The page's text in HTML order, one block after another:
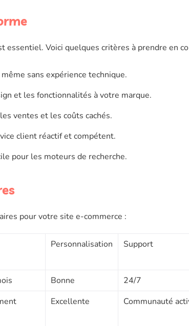
essentiel. Voici quelques critères à prendre en
sans expérience technique.
et les fonctionnalités à votre marque.
ventes et les coûts cachés.
client réactif et compétent.
pour les moteurs de recherche.
pour votre site e-commerce :
Personnalisation Support
Bonne
24/7
Excellente Communauté